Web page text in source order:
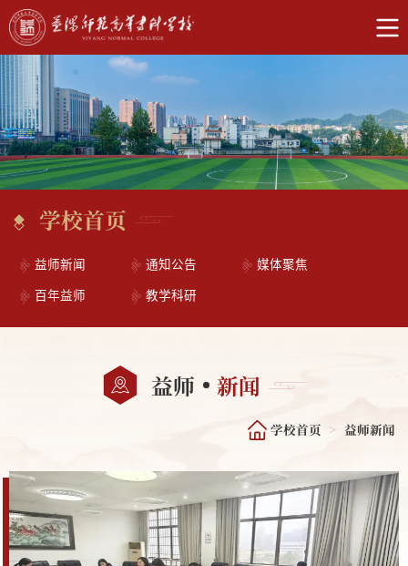
学校首页
益师新闻 通知公告 媒体聚焦
百年益师 教学科研
益师 新闻
学校首页 > 益师新闻